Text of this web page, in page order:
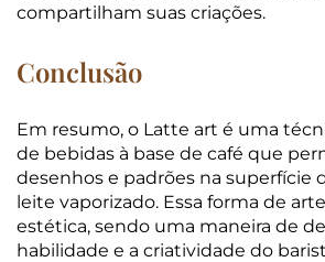
compartilham suas criações.
Conclusão
Em resumo, o Latte art é uma
de bebidas à base de café que
desenhos e padrões na superfície
leite vaporizado. Essa forma de
estética, sendo uma maneira de
habilidade e a criatividade do